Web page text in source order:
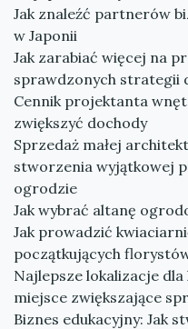
Jak znaleźć partnerów
w Japonii
Jak zarabiać więcej na
sprawdzonych strategii
Cennik projektanta
zwiększyć dochody
Sprzedaż małej
stworzenia wyjątkowej
ogrodzie
Jak wybrać altanę
Jak prowadzić
początkujących
Najlepsze lokalizacje
miejsce zwiększające
Biznes edukacyjny: Jak